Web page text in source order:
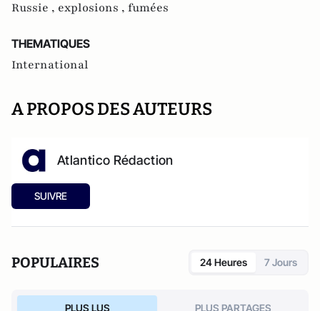
Russie , explosions , fumées
THEMATIQUES
International
A PROPOS DES AUTEURS
Atlantico Rédaction
SUIVRE
POPULAIRES 24 Heures 7 Jours
PLUS LUS PLUS PARTAGES